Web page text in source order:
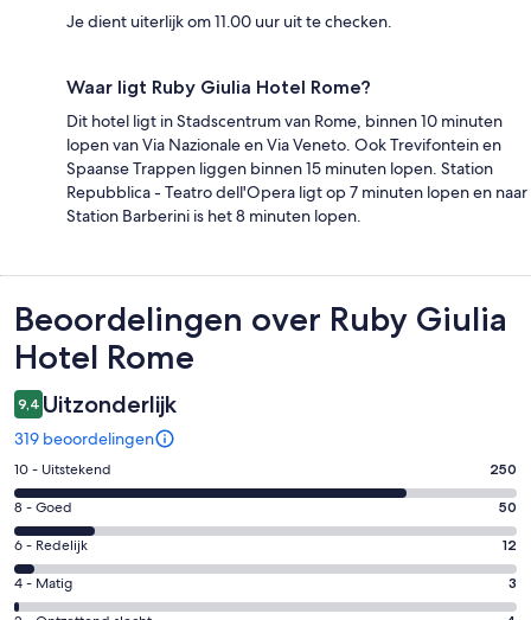
Je dient uiterlijk om 11.00 uur uit te checken.
Waar ligt Ruby Giulia Hotel Rome?
Dit hotel ligt in Stadscentrum van Rome, binnen 10 minuten
lopen van Via Nazionale en Via Veneto. Ook Trevifontein en
Spaanse Trappen liggen binnen 15 minuten lopen. Station
Repubblica - Teatro dell'Opera ligt op 7 minuten lopen en naar
Station Barberini is het 8 minuten lopen.
Beoordelingen
Beoordelingen over Ruby Giulia
Hotel Rome
9,4 Uitzonderlijk
319 beoordelingen
Gastenscore:
10
-
Uitstekend.
250
van
10 - Uitstekend 250
Gastenscore:
8
-
Goed.
50
8 - Goed 50
Gastenscore:
6
-
6 - Redelijk 12
Gastenscore:
4
4 - Matig 3